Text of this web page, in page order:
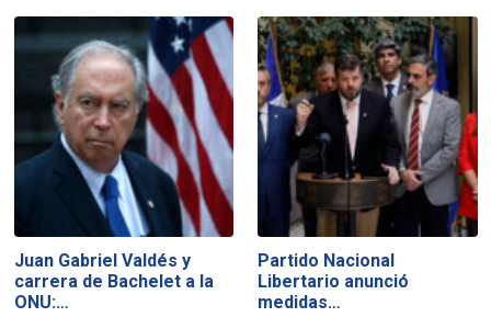
Juan Gabriel Valdés y
carrera de Bachelet a la
ONU:…
Partido Nacional
Libertario anunció
medidas…